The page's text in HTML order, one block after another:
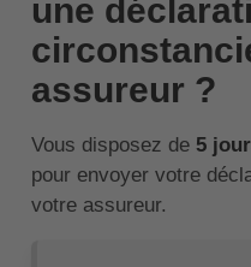
une
assureur ?
Vous disposez de 5
pour envoyer votre
votre assureur.